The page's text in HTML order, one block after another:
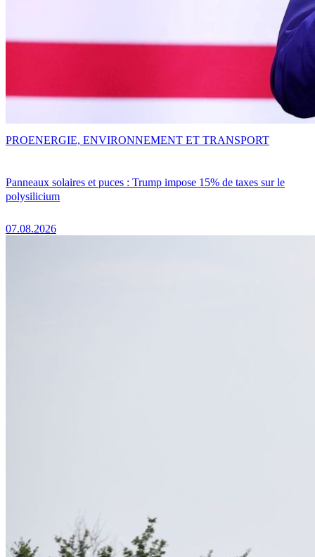
Panneaux solaires et puces : Trump impose 15% de taxes sur le
polysilicium
07.08.2026
PROENERGIE, ENVIRONNEMENT ET TRANSPORT